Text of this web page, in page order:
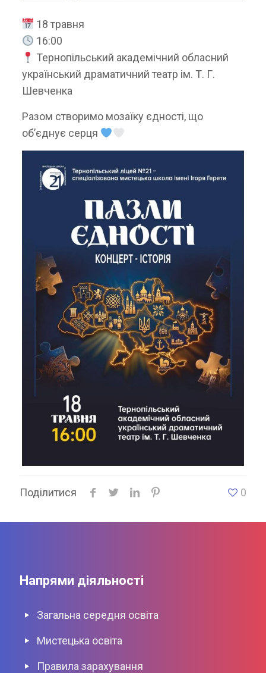
18 травня
16:00
Тернопільський академічний обласний
український драматичний театр ім. Т. Г.
Шевченка
Разом створимо мозаїку єдності, що
об’єднує серця
Поділитися 0
Напрями діяльності
Загальна середня освіта
Мистецька освіта
Правила зарахування